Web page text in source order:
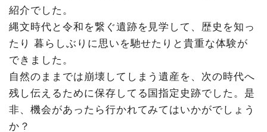
紹介でした。
縄文時代と令和を繋ぐ遺跡を見学して、歴史を知っ
たり 暮らしぶりに思いを馳せたりと貴重な体験が
できました。
自然のままでは崩壊してしまう遺産を、次の時代へ
残し伝えるために保存してる国指定史跡でした。是
非、機会があったら行かれてみてはいかがでしょう
か？